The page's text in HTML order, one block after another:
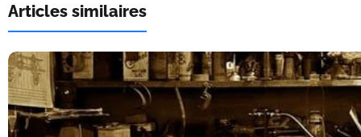
Articles similaires